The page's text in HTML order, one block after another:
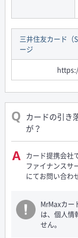
三井住友カード（
ージ
カードの引き
が？
カード提携会社
ファイナンスサ
にてお問い合わ
MrMaxカー
は、個人情
せん。